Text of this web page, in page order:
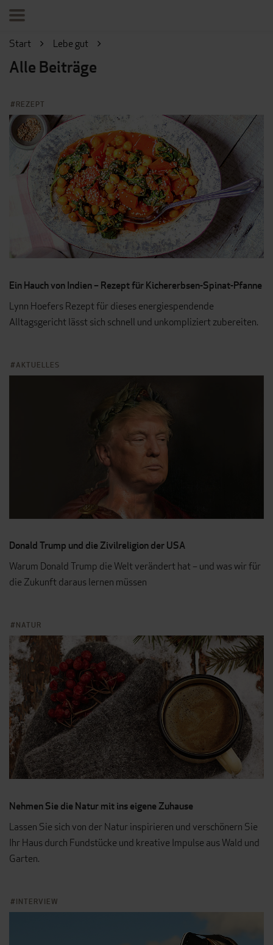
Start Lebe gut
Alle Beiträge
REZEPT
Ein Hauch von Indien – Rezept für Kichererbsen-Spinat-Pfanne
Lynn Hoefers Rezept für dieses energiespendende
Alltagsgericht lässt sich schnell und unkompliziert zubereiten.
AKTUELLES
Donald Trump und die Zivilreligion der USA
Warum Donald Trump die Welt verändert hat – und was wir für
die Zukunft daraus lernen müssen
NATUR
Nehmen Sie die Natur mit ins eigene Zuhause
Lassen Sie sich von der Natur inspirieren und verschönern Sie
Ihr Haus durch Fundstücke und kreative Impulse aus Wald und
Garten.
INTERVIEW